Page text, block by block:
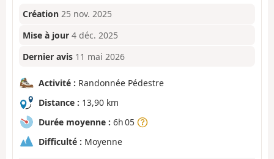
Création 25 nov. 2025
Mise à jour 4 déc. 2025
Dernier avis 11 mai 2026
Activité : Randonnée Pédestre
Distance : 13,90 km
Durée moyenne : 6h 05
Difficulté : Moyenne